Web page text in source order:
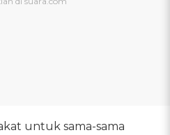
untuk sama-sama